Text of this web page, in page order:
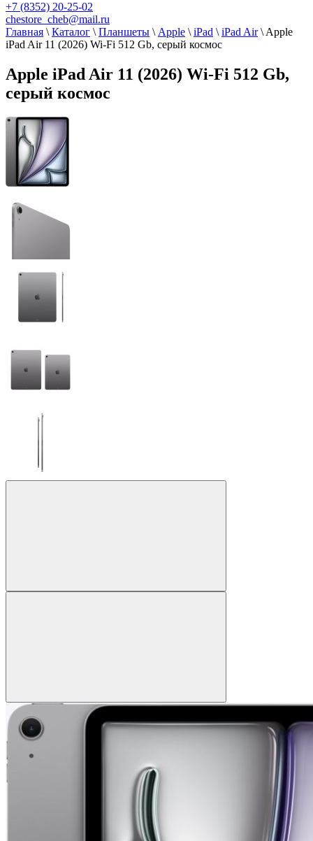
+7 (8352) 20-25-02
chestore_cheb@mail.ru
Главная \ Каталог \ Планшеты \ Apple \ iPad \ iPad Air\ Apple
iPad Air 11 (2026) Wi-Fi 512 Gb, серый космос
Apple iPad Air 11 (2026) Wi-Fi 512 Gb,
серый космос